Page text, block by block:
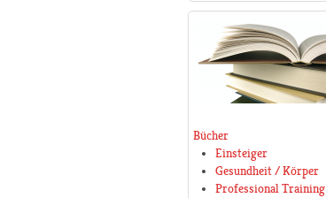
Bücher
Einsteiger
Gesundheit / Körper
Professional Training